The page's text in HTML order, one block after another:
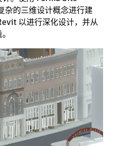
杂的三维设计概念进行建
以进行深化设计，并从